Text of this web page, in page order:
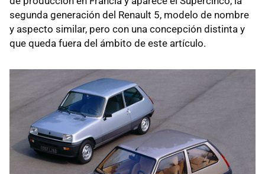
segunda generación del Renault 5, modelo de nombre
y aspecto similar, pero con una concepción distinta y
que queda fuera del ámbito de este artículo.